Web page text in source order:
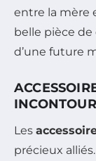
entre la mère
belle pièce
d’une future
Les
précieux